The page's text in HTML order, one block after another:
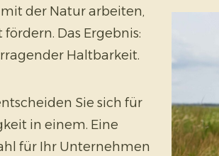
der Natur arbeiten,
Das Ergebnis:
Haltbarkeit.
Sie sich für
in einem. Eine
für Ihr Unternehmen